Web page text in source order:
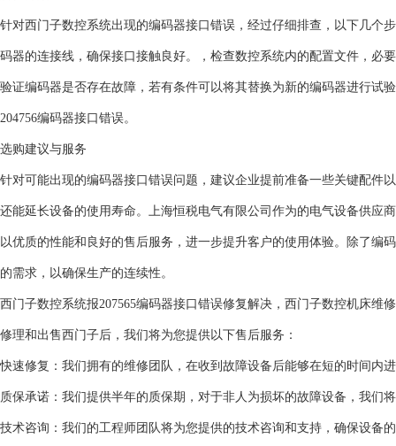
针对西门子数控系统出现的编码器接口错误，经过仔细排查，以下几个
码器的连接线，确保接口接触良好。，检查数控系统内的配置文件，必
验证编码器是否存在故障，若有条件可以将其替换为新的编码器进行试
204756编码器接口错误。
选购建议与服务
针对可能出现的编码器接口错误问题，建议企业提前准备一些关键配件
还能延长设备的使用寿命。上海恒税电气有限公司作为的电气设备供应
以优质的性能和良好的售后服务，进一步提升客户的使用体验。除了编
的需求，以确保生产的连续性。
西门子数控系统报207565编码器接口错误修复解决，西门子数控机床维
修理和出售西门子后，我们将为您提供以下售后服务：
快速修复：我们拥有的维修团队，在收到故障设备后能够在短的时间内
质保承诺：我们提供半年的质保期，对于非人为损坏的故障设备，我们
技术咨询：我们的工程师团队将为您提供的技术咨询和支持，确保设备